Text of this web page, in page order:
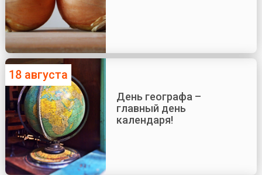
18 августа
День географа –
главный день
календаря!